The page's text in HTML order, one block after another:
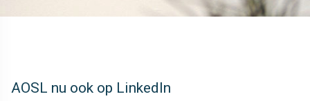
AOSL nu ook op LinkedIn